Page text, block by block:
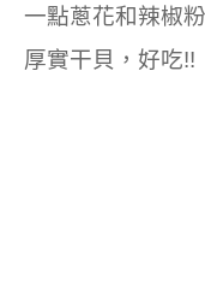
一點蔥花和辣椒
厚實干貝，好吃!!